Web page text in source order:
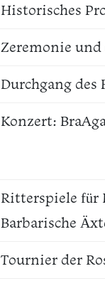
Historisches
Zeremonie
Durchgang des
Konzert:
Ritterspiele für
Barbarische
Tournier der